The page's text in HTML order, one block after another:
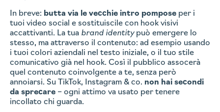
In breve: butta via le vecchie intro pompose per i
tuoi video social e sostituiscile con hook visivi
accattivanti. La tua brand identitypuò emergere lo
stesso, ma attraverso il contenuto: ad esempio usando
i tuoi colori aziendali nel testo iniziale, o il tuo stile
comunicativo già nel hook. Così il pubblico assocerà
quel contenuto coinvolgente a te, senza però
annoiarsi. Su TikTok, Instagram & co. non hai secondi
da sprecare – ogni attimo va usato per tenere
incollato chi guarda.